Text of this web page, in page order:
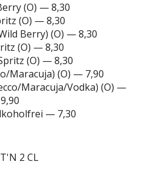
(O) — 8,30
(O) — 8,30
Berry) (O) — 8,30
(O) — 8,30
(O) — 8,30
Maracuja) (O) — 7,90
Maracuja/Vodka) (O) —
9,90
— 7,30
2 CL